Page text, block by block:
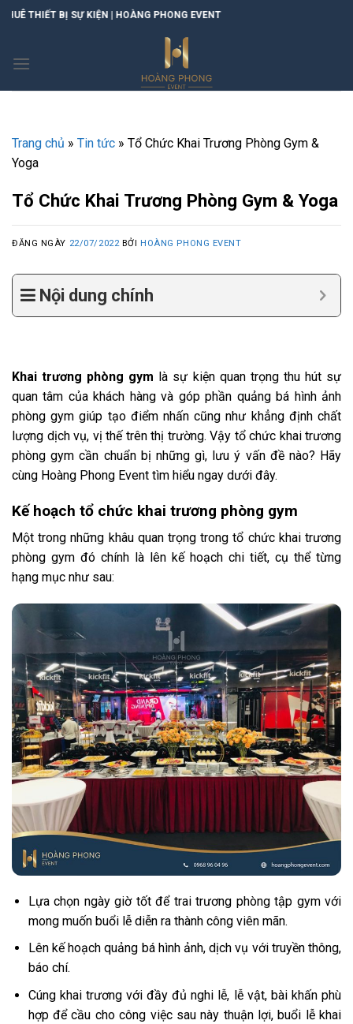
Skip PHONG EVENT
Trang chủ » Tin tức » Tổ Chức Khai Trương Phòng Gym &
Yoga
Tổ Chức Khai Trương Phòng Gym & Yoga
ĐĂNG NGÀY 22/07/2022BỞI HOÀNG PHONG EVENT
Nội dung chính
Khai trương phòng gym là sự kiện quan trọng thu hút sự
quan tâm của khách hàng và góp phần quảng bá hình ảnh
phòng gym giúp tạo điểm nhấn cũng như khẳng định chất
lượng dịch vụ, vị thế trên thị trường. Vậy tổ chức khai trương
phòng gym cần chuẩn bị những gì, lưu ý vấn đề nào? Hãy
cùng Hoàng Phong Event tìm hiểu ngay dưới đây.
Kế hoạch tổ chức khai trương phòng gym
Một trong những khâu quan trọng trong tổ chức khai trương
phòng gym đó chính là lên kế hoạch chi tiết, cụ thể từng
hạng mục như sau:
Lựa chọn ngày giờ tốt để trai trương phòng tập gym với
mong muốn buổi lễ diễn ra thành công viên mãn.
Lên kế hoạch quảng bá hình ảnh, dịch vụ với truyền thông,
báo chí.
Cúng khai trương với đầy đủ nghi lễ, lễ vật, bài khấn phù
hợp để cầu cho công việc sau này thuận lợi, buổi lễ khai